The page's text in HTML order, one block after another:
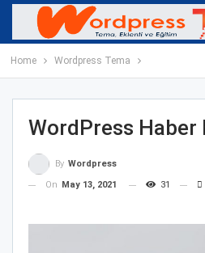
Home Wordpress Tema
WordPress Haber
By Wordpress
On
May 13, 2021 31